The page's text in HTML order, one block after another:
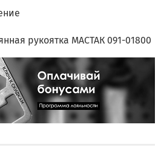
рукоятка МАСТАК 091-01800